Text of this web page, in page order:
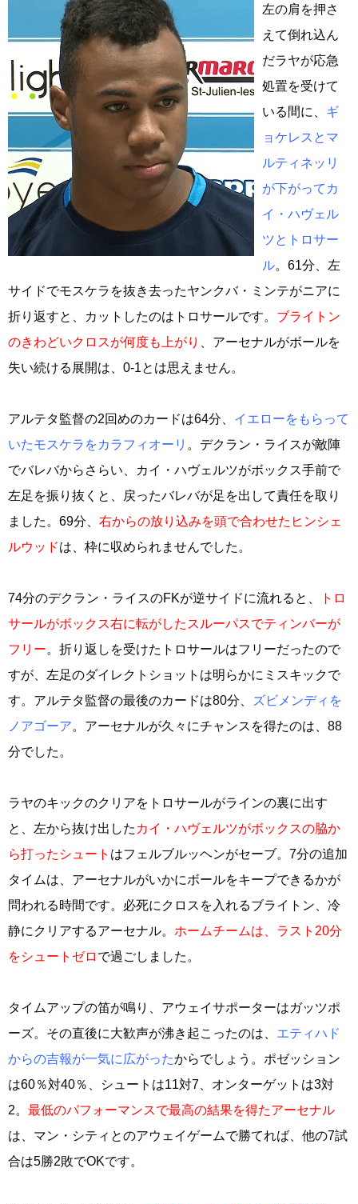
左の肩を押さ
えて倒れ込ん
だラヤが応急
処置を受けて
いる間に、 ギ
ョケレスとマ
ルティネッリ
が下がってカ
イ・ハヴェル
ツとトロサー
ル。61分、左
サイドでモスケラを抜き去ったヤンクバ・ミンテがニアに
折り返すと、カットしたのはトロサールです。 ブライトン
のきわどいクロスが何度も上がり
、アーセナルがボールを
失い続ける展開は、0-1とは思えません。
アルテタ監督の2回めのカードは64分、 イエローをもらって
いたモスケラをカラフィオーリ 。デクラン・ライスが敵陣
でバレバからさらい、カイ・ハヴェルツがボックス手前で
左足を振り抜くと、戻ったバレバが足を出して責任を取り
ました。69分、 右からの放り込みを頭で合わせたヒンシェ
ルウッドは、枠に収められませんでした。
74分のデクラン・ライスのFKが逆サイドに流れると、
トロ
サールがボックス右に転がしたスルーパスでティンバーが
フリー。折り返しを受けたトロサールはフリーだったので
すが、左足のダイレクトショットは明らかにミスキックで
す。アルテタ監督の最後のカードは80分、
ズビメンディを
ノアゴーア。アーセナルが久々にチャンスを得たのは、88
分でした。
ラヤのキックのクリアをトロサールがラインの裏に出す
と、左から抜け出した カイ・ハヴェルツがボックスの脇か
ら打ったシュート はフェルブルッヘンがセーブ。7分の追加
タイムは、アーセナルがいかにボールをキープできるかが
問われる時間です。必死にクロスを入れるブライトン、冷
静にクリアするアーセナル。 ホームチームは、ラスト20分
をシュートゼロ で過ごしました。
タイムアップの笛が鳴り、アウェイサポーターはガッツポ
ーズ。その直後に大歓声が沸き起こったのは、 エティハド
からの吉報が一気に広がったからでしょう。ポゼッション
は60％対40％、シュートは11対7、オンターゲットは3対
2。 最低のパフォーマンスで最高の結果を得たアーセナル
は、マン・シティとのアウェイゲームで勝てれば、他の7試
合は5勝2敗でOKです。